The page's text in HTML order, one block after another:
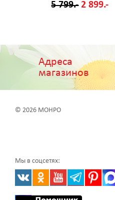
5 799.- 2 899.-
Адреса
магазинов
© 2026 МОНРО
Мы в соцсетях: